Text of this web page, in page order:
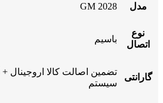
مدل GM 2028
نوع
اتصال
باسیم
گارانتی
تضمین اصالت کالا اروجینال
سیستم